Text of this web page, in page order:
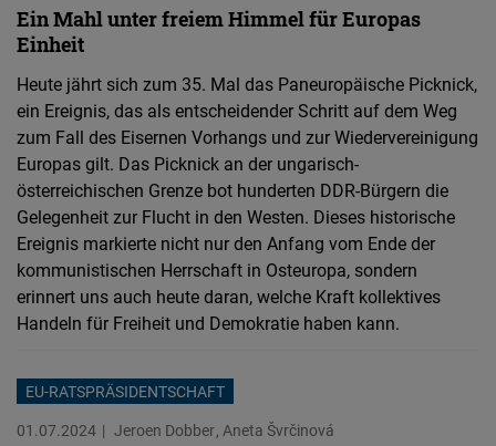
Ein Mahl unter freiem Himmel für Europas
Einheit
Heute jährt sich zum 35. Mal das Paneuropäische Picknick,
ein Ereignis, das als entscheidender Schritt auf dem Weg
zum Fall des Eisernen Vorhangs und zur Wiedervereinigung
Europas gilt. Das Picknick an der ungarisch-
österreichischen Grenze bot hunderten DDR-Bürgern die
Gelegenheit zur Flucht in den Westen. Dieses historische
Ereignis markierte nicht nur den Anfang vom Ende der
kommunistischen Herrschaft in Osteuropa, sondern
erinnert uns auch heute daran, welche Kraft kollektives
Handeln für Freiheit und Demokratie haben kann.
EU-RATSPRÄSIDENTSCHAFT
01.07.2024
Jeroen Dobber Aneta Švrčinová